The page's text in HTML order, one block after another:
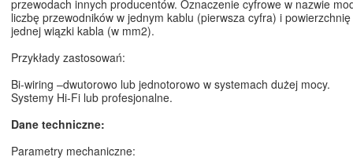
przewodach innych producentów. Oznaczenie cyfrowe w nazwie
liczbę przewodników w jednym kablu (pierwsza cyfra) i
jednej wiązki kabla (w mm2).
Przykłady zastosowań:
Bi-wiring –dwutorowo lub jednotorowo w systemach dużej mocy.
Systemy Hi-Fi lub profesjonalne.
Dane techniczne:
Parametry mechaniczne: